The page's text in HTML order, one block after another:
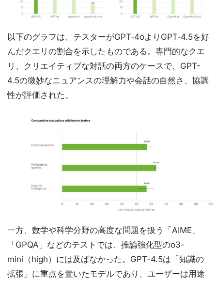
以下のグラフは、テスターがGPT‑4oよりGPT‑4.5を好
んだクエリの割合を示したものである。専門的なクエ
リ、クリエイティブな対話の両方のケースで、GPT-
4.5の微妙なニュアンスの理解力や会話の自然さ、協調
性が評価された。
一方、数学や科学分野の高度な問題を扱う「AIME」
「GPQA」などのテストでは、推論強化型のo3-
mini（high）には及ばなかった。GPT-4.5は「知識の
拡張」に重点を置いたモデルであり、ユーザーは用途